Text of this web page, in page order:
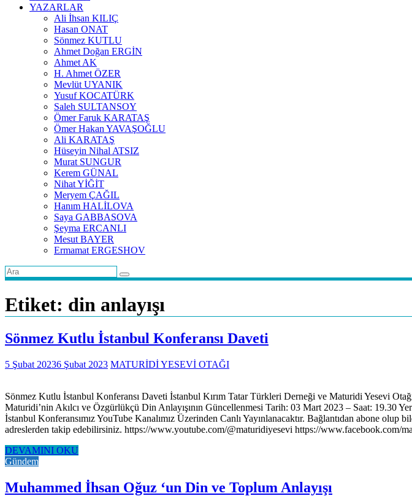
YAZARLAR
Ali İhsan KILIÇ
Hasan ONAT
Sönmez KUTLU
Ahmet Doğan ERGİN
Ahmet AK
H. Ahmet ÖZER
Mevlüt UYANIK
Yusuf KOCATÜRK
Saleh SULTANSOY
Ömer Faruk KARATAŞ
Ömer Hakan YAVAŞOĞLU
Ali KARATAŞ
Hüseyin Nihal ATSIZ
Murat SUNGUR
Kerem GÜNAL
Nihat YİĞİT
Meryem ÇAĞIL
Hanım HALİLOVA
Saya GABBASOVA
Şeyma ERCANLI
Mesut BAYER
Ermamat ERGESHOV
Etiket: din anlayışı
Sönmez Kutlu İstanbul Konferansı Daveti
5 Şubat 20236 Şubat 2023 MATURİDİ YESEVİ OTAĞI
Sönmez Kutlu İstanbul Konferansı Daveti İstanbul Kırım Tatar Türkleri Derneği ve Maturidi Yesevi
Maturidi’nin Akılcı ve Özgürlükçü Din Anlayışının Güncellenmesi Tarih: 03 Mart 2023 – Saat:
İstanbul Konferansımız YouTube Kanalımız Üzerinden Canlı Yayınlanacaktır. Bağlantıdan abone
adreslerden takip edebilirsiniz. https://www.youtube.com/@maturidiyesevi https://www.facebook.com/
DEVAMINI OKU
Gündem
Muhammed İhsan Oğuz ‘un Din ve Toplum Anlayışı